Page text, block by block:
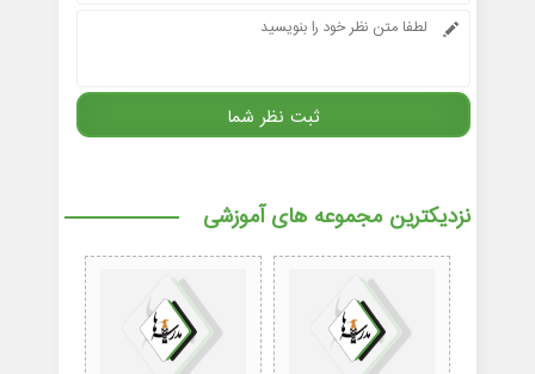
نزدیکترین مجموعه های آموزشی